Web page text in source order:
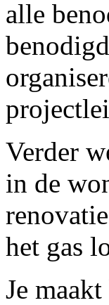
alle
Verder
in de
het gas
Je